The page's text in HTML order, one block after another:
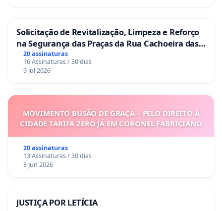
Solicitação de Revitalização, Limpeza e Reforço
na Segurança das Praças da Rua Cachoeira das
Sete Ilhas
20 assinaturas
16 Assinaturas / 30 dias
9 Jul 2026
MOVIMENTO BUSÃO DE GRAÇA – PELO DIREITO À
CIDADE TARIFA ZERO JÁ EM CORONEL FABRICIANO
20 assinaturas
13 Assinaturas / 30 dias
8 Jun 2026
JUSTIÇA POR LETÍCIA